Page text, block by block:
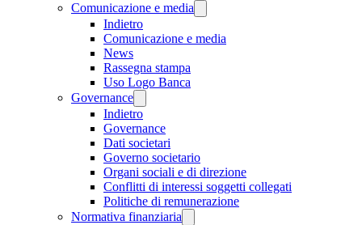
Comunicazione e media
Indietro
Comunicazione e media
News
Rassegna stampa
Uso Logo Banca
Governance
Indietro
Governance
Dati societari
Governo societario
Organi sociali e di direzione
Conflitti di interessi soggetti collegati
Politiche di remunerazione
Normativa finanziaria